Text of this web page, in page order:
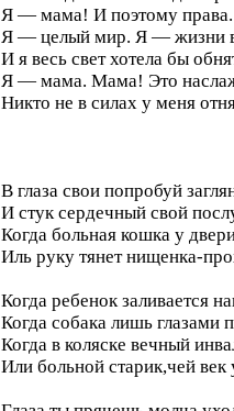
Я — мама! И поэтому права.
Я — целый мир. Я — жизни
И я весь свет хотела бы
Я — мама. Мама! Это
Никто не в силах у меня
В глаза свои попробуй
И стук сердечный свой
Когда больная кошка у
Иль руку тянет нищенка-
Когда ребенок заливается
Когда собака лишь глазами
Когда в коляске вечный
Или больной старик,чей